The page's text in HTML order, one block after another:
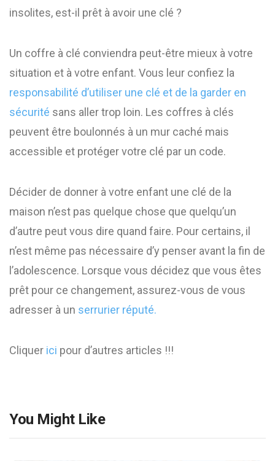
insolites, est-il prêt à avoir une clé ?
Un coffre à clé conviendra peut-être mieux à votre
situation et à votre enfant. Vous leur confiez la
responsabilité d’utiliser une clé et de la garder en
sécurité sans aller trop loin. Les coffres à clés
peuvent être boulonnés à un mur caché mais
accessible et protéger votre clé par un code.
Décider de donner à votre enfant une clé de la
maison n’est pas quelque chose que quelqu’un
d’autre peut vous dire quand faire. Pour certains, il
n’est même pas nécessaire d’y penser avant la fin de
l’adolescence. Lorsque vous décidez que vous êtes
prêt pour ce changement, assurez-vous de vous
adresser à un serrurier réputé.
Cliquer ici pour d’autres articles !!!
You Might Like